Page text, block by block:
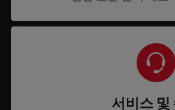
서비스 및